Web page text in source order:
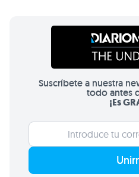
Suscríbete a nuestra
todo antes
¡Es